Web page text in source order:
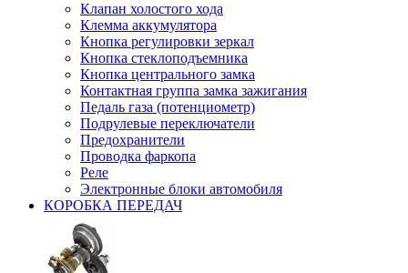
Клапан холостого хода
Клемма аккумулятора
Кнопка регулировки зеркал
Кнопка стеклоподъемника
Кнопка центрального замка
Контактная группа замка зажигания
Педаль газа (потенциометр)
Подрулевые переключатели
Предохранители
Проводка фаркопа
Реле
Электронные блоки автомобиля
КОРОБКА ПЕРЕДАЧ